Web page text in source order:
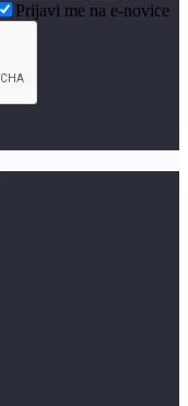
Prijavi me na e-novice